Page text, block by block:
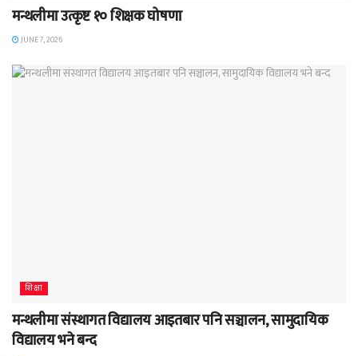
मन्थलीमा उत्कृष्ट १० शिक्षक घोषणा
JUNE 7, 2026
शिक्षा
मन्थलीमा संस्थागत विद्यालय आइतबार पनि सञ्चालन, सामुदायिक
विद्यालय भने बन्द